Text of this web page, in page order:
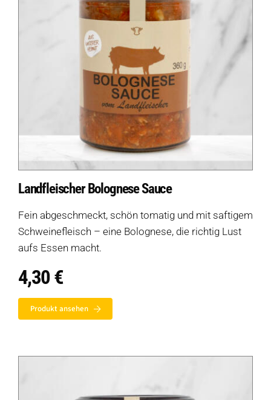
Landfleischer Bolognese Sauce
Fein abgeschmeckt, schön tomatig und mit saftigem
Schweinefleisch – eine Bolognese, die richtig Lust
aufs Essen macht.
4,30€
Produkt ansehen